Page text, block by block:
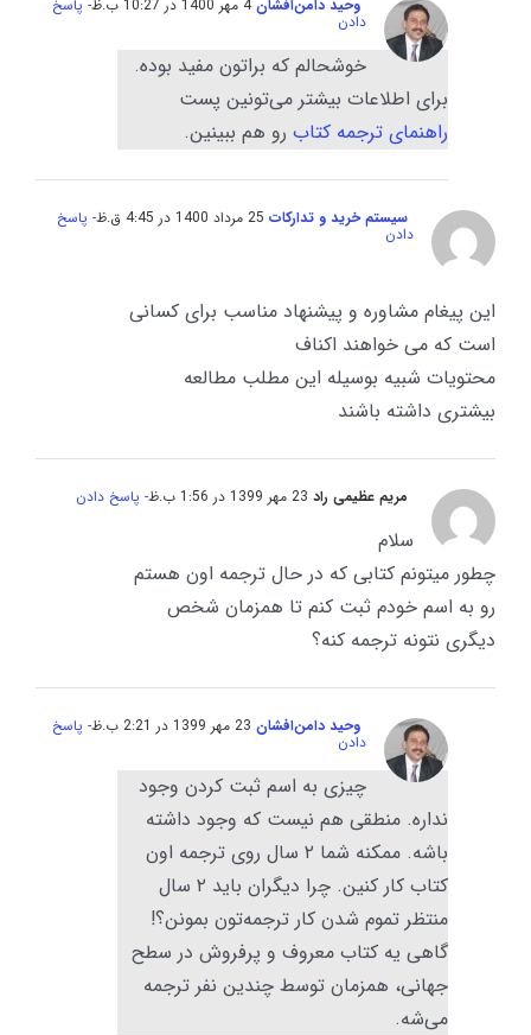
وحید دامن‌افشان4 مهر 1400 در 10:27 ب.ظ - پاسخ
دادن
خوشحالم که براتون مفید بوده.
برای اطلاعات بیشتر می‌تونین پست
راهنمای ترجمه کتاب رو هم ببینین.
سیستم خرید و تدارکات - پاسخ
دادن
این پیغام مشاوره و پیشنهاد مناسب برای کسانی
است که می خواهند اکناف
محتویات شبیه بوسیله این مطلب مطالعه
بیشتری داشته باشند
مریم عظیمی راد - پاسخ دادن
سلام
چطور میتونم کتابی که در حال ترجمه اون هستم
رو به اسم خودم ثبت کنم تا همزمان شخص
دیگری نتونه ترجمه کنه؟
وحید دامن‌افشان - پاسخ
دادن
چیزی به اسم ثبت کردن وجود
نداره. منطقی هم نیست که وجود داشته
باشه. ممکنه شما ۲ سال روی ترجمه اون
کتاب کار کنین. چرا دیگران باید ۲ سال
منتظر تموم شدن کار ترجمه‌تون بمونن؟!
گاهی یه کتاب معروف و پرفروش در سطح
جهانی، همزمان توسط چندین نفر ترجمه
می‌شه.